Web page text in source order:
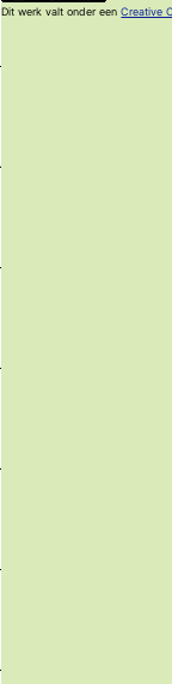
Dit werk valt onder eenCreative